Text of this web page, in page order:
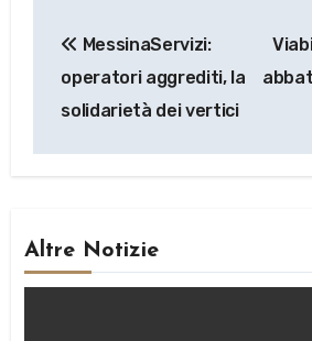
articoli
MessinaServizi:
operatori aggrediti, la
solidarietà dei vertici
Altre Notizie